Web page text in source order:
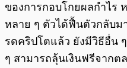
ของการกอบโกยผลกำไร
หลาย ๆ ตัวได้ฟื้นตัวกลับม
รดคริปโตแล้ว ยังมีวิธีอื่น
ๆ สามารถลุ้นเงินฟรีจาก